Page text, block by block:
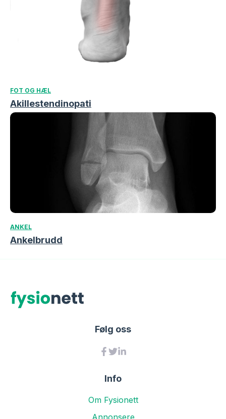
FOT OG HÆL
Akillestendinopati
ANKEL
Ankelbrudd
Følg oss
Info
Om Fysionett
Annonsere